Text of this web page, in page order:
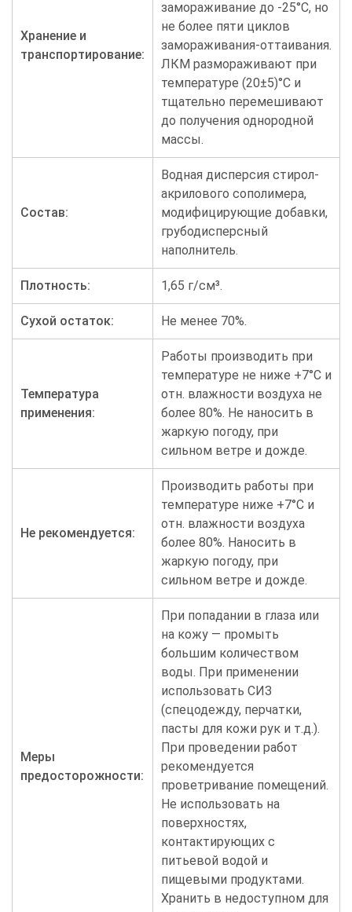
Хранение и
транспортирование:
замораживание до -25°С, но
не более пяти циклов
замораживания-оттаивания.
ЛКМ размораживают при
температуре (20±5)°С и
тщательно перемешивают
до получения однородной
массы.
Состав:
Водная дисперсия стирол-
акрилового сополимера,
модифицирующие добавки,
грубодисперсный
наполнитель.
Плотность: 1,65 г/см³.
Сухой остаток: Не менее 70%.
Температура
применения:
Работы производить при
температуре не ниже +7°С и
отн. влажности воздуха не
более 80%. Не наносить в
жаркую погоду, при
сильном ветре и дожде.
Не рекомендуется:
Производить работы при
температуре ниже +7°С и
отн. влажности воздуха
более 80%. Наносить в
жаркую погоду, при
сильном ветре и дожде.
Меры
предосторожности:
При попадании в глаза или
на кожу — промыть
большим количеством
воды. При применении
использовать СИЗ
(спецодежду, перчатки,
пасты для кожи рук и т.д.).
При проведении работ
рекомендуется
проветривание помещений.
Не использовать на
поверхностях,
контактирующих с
питьевой водой и
пищевыми продуктами.
Хранить в недоступном для